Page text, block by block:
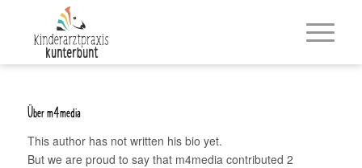
Überm4media
This author has not written his bio yet.
But we are proud to say that m4media contributed 2